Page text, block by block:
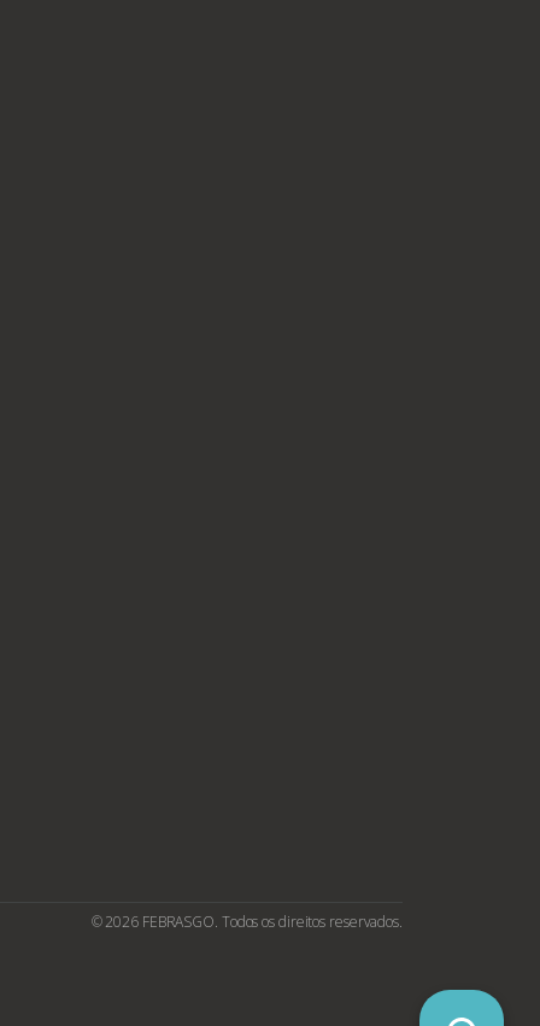
© 2026 FEBRASGO. Todos os direitos reservados.